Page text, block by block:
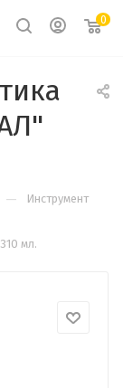
0
— Инструмент
мл.